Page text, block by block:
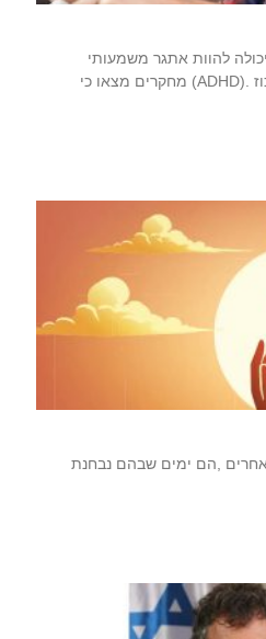
01‭ ‬ ימי‭ ‬מלחמה‭, ‬יותר‭ ‬מימים‭ ‬אחרים‭, ‬הם‭ ‬ימים‭ ‬שבהם‭ ‬נבחנת‭